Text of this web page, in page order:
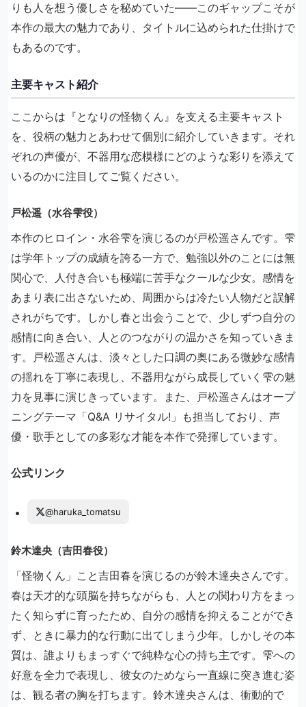
りも人を想う優しさを秘めていた——このギャップこそが
本作の最大の魅力であり、タイトルに込められた仕掛けで
もあるのです。
主要キャスト紹介
ここからは『となりの怪物くん』を支える主要キャスト
を、役柄の魅力とあわせて個別に紹介していきます。それ
ぞれの声優が、不器用な恋模様にどのような彩りを添えて
いるのかに注目してご覧ください。
戸松遥（水谷雫役）
本作のヒロイン・水谷雫を演じるのが戸松遥さんです。雫
は学年トップの成績を誇る一方で、勉強以外のことには無
関心で、人付き合いも極端に苦手なクールな少女。感情を
あまり表に出さないため、周囲からは冷たい人物だと誤解
されがちです。しかし春と出会うことで、少しずつ自分の
感情に向き合い、人とのつながりの温かさを知っていきま
す。戸松遥さんは、淡々とした口調の奥にある微妙な感情
の揺れを丁寧に表現し、不器用ながら成長していく雫の魅
力を見事に演じきっています。また、戸松遥さんはオープ
ニングテーマ「Q&A リサイタル!」も担当しており、声
優・歌手としての多彩な才能を本作で発揮しています。
公式リンク
@haruka_tomatsu
鈴木達央（吉田春役）
「怪物くん」こと吉田春を演じるのが鈴木達央さんです。
春は天才的な頭脳を持ちながらも、人との関わり方をまっ
たく知らずに育ったため、自分の感情を抑えることができ
ず、ときに暴力的な行動に出てしまう少年。しかしその本
質は、誰よりもまっすぐで純粋な心の持ち主です。雫への
好意を全力で表現し、彼女のためなら一直線に突き進む姿
は、観る者の胸を打ちます。鈴木達央さんは、衝動的で